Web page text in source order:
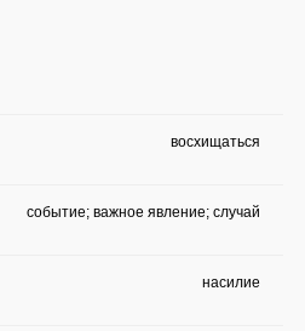
восхищаться
событие; важное явление; случай
насилие